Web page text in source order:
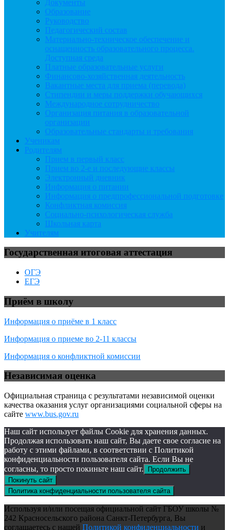
Документы
Образование
Руководство
Педагогический состав
Материально-техническое обеспечение и
оснащенность образовательного процесса.
Доступная среда
Платные образовательные услуги
Финансово-хозяйственная деятельность
Вакантные места для приема (перевода)
Стипендии и меры поддержки обучающихся
Международное сотрудничество
Организация питания в образовательной
организации
Образовательные стандарты и требования
Ученикам
Родителям
Прием в первый класс
Прием во 2-е и последующие классы
Электронный дневник
Информация о питании
Информация о предпрофессиональной подготовке
Конфликтная комиссия
Социально-психологическая служба
Школьная карта
Учителям
Государственная итоговая аттестация
ОГЭ
ЕГЭ
Приём в школу
Информация о приёме в 1 класс
Информация о приеме во 2-11 классы
Информация о конфликтной комиссии
Независимая оценка
Официальная страница с результатами независимой оценки
качества оказания услуг организациями социальной сферы на
сайте www.bus.gov.ru
Наш сайт использует файлы Cookie для хранения данных.
Продолжая использовать наш сайт, Вы даете свое согласие на
работу с этими файлами, в соответствии с Политикой
конфиденциальности пользователя сайта. Если Вы не
согласны, то просто покиньте наш сайт.
Продолжить
Покинуть сайт
Политика конфиденциальности пользователя сайта
Используя и/или посещая официальной сайт ГБОУ школы №
242 Красносельского района Санкт-Петербурга, Вы
соглашаетесь с нашей Политикой конфиденциальности и